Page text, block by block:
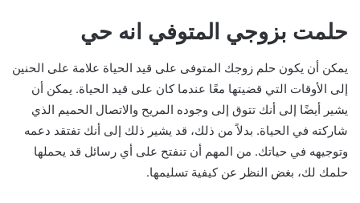
حلمت بزوجي المتوفي انه حي
يمكن أن يكون حلم زوجك المتوفى على قيد الحياة علامة على الحنين
إلى الأوقات التي قضيتها معًا عندما كان على قيد الحياة. يمكن أن
يشير أيضًا إلى أنك تتوق إلى وجوده المريح والاتصال الحميم الذي
شاركته في الحياة. بدلاً من ذلك، قد يشير ذلك إلى أنك تفتقد دعمه
وتوجيهه في حياتك. من المهم أن تنفتح على أي رسائل قد يحملها
حلمك لك، بغض النظر عن كيفية تسليمها.